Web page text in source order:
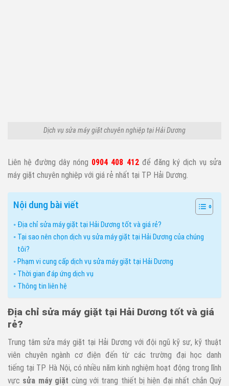
Dịch vụ sửa máy giặt chuyên nghiệp tại Hải Dương
Liên hệ đường dây nóng 0904 408 412để đăng ký dịch vụ sửa
máy giặt chuyên nghiệp với giá rẻ nhất tại TP Hải Dương.
Nội dung bài viết
Địa chỉ sửa máy giặt tại Hải Dương tốt và giá rẻ?
Tại sao nên chọn dịch vụ sửa máy giặt tại Hải Dương của chúng
tôi?
Phạm vi cung cấp dịch vụ sửa máy giặt tại Hải Dương
Thời gian đáp ứng dịch vụ
Thông tin liên hệ
Địa chỉ sửa máy giặt tại Hải Dương tốt và giá
rẻ?
Trung tâm sửa máy giặt tại Hải Dương với đội ngũ kỹ sư, kỹ thuật
viên chuyên ngành cơ điện đến từ các trường đại học danh
tiếng tại TP Hà Nội, có nhiều năm kinh nghiệm hoạt động trong lĩnh
vực sửa máy giặt cùng với trang thiết bị hiện đại nhất chắn Quý